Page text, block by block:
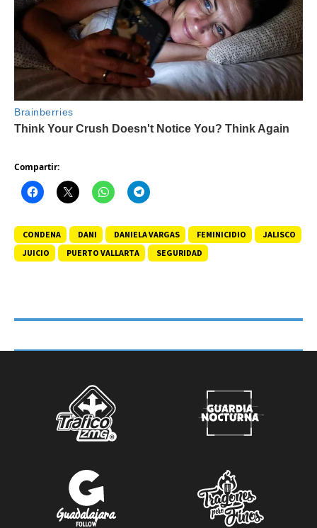
Compartir:
CONDENA DANI DANIELA VARGAS FEMINICIDIO
JALISCO
JUICIO
PUERTO VALLARTA SEGURIDAD